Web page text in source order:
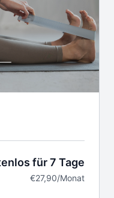
für 7 Tage
€27,90/Monat